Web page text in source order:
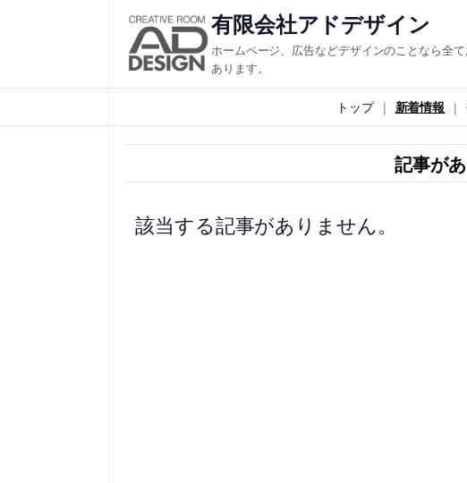
ス
キ
有限会社アドデザイン
ホームページ、広告などデザインのことなら全
あります。
トップ 新着情報
記事が
該当する記事がありません。